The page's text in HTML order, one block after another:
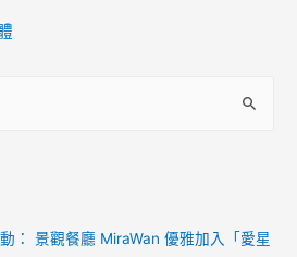
： 景觀餐廳 MiraWan 優雅加入「愛星